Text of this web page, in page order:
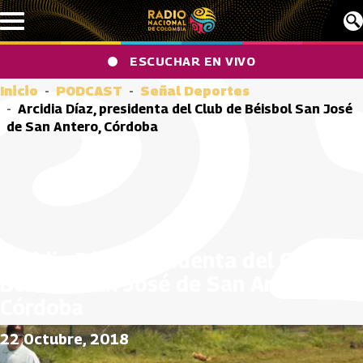
Pasar al contenido principal
ESCUCHAR EN VIVO
Inicio PODCAST
Señal Deportes
Arcidia Díaz, presidenta del Club de Béisbol San José
de San Antero, Córdoba
22 Octubre, 2018